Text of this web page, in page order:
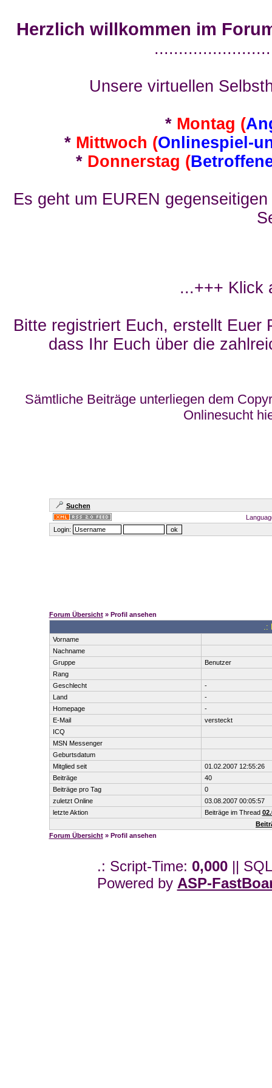
Herzlich willkommen im
Unsere virtuellen
* Montag (
* Mittwoch (Onlinespiel-
* Donnerstag (
Es geht um EUREN
...+++ Klick
Bitte registriert Euch, erstellt Euer
dass Ihr Euch über die
Sämtliche Beiträge unterliegen dem
Onlinesucht
Suchen
Login:
Forum Übersicht» Profil ansehen
.:
Vorname
Nachname
Gruppe
Benutzer
Rang
Geschlecht
-
Land
-
Homepage
-
E-Mail
versteckt
ICQ
MSN Messenger
Geburtsdatum
Mitglied seit
01.02.2007 12:55:26
Beiträge
40
Beiträge pro Tag
0
zuletzt Online
03.08.2007 00:05:57
letzte Aktion
Beiträge im Thread
Forum Übersicht» Profil ansehen
.: Script-Time: 0,000||
Powered by ASP-